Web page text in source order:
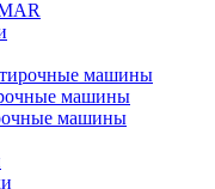
машины
машины
машины